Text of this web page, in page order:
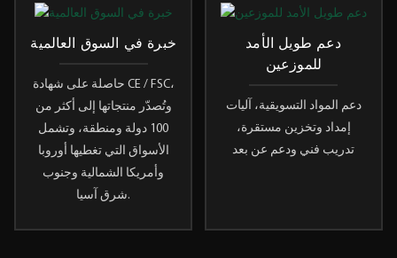
خبرة في السوق العالمية
حاصلة على شهادة CE / FSC،
وتُصدّر منتجاتها إلى أكثر من
100 دولة ومنطقة، وتشمل
الأسواق التي تغطيها أوروبا
وأمريكا الشمالية وجنوب
شرق آسيا.
دعم طويل الأمد
للموزعين
دعم المواد التسويقية، آليات
إمداد وتخزين مستقرة،
تدريب فني ودعم عن بعد